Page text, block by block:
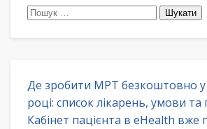
Пошук:
Де зробити МРТ безкоштовно у
році: список лікарень, умови
Кабінет пацієнта в eHealth вже